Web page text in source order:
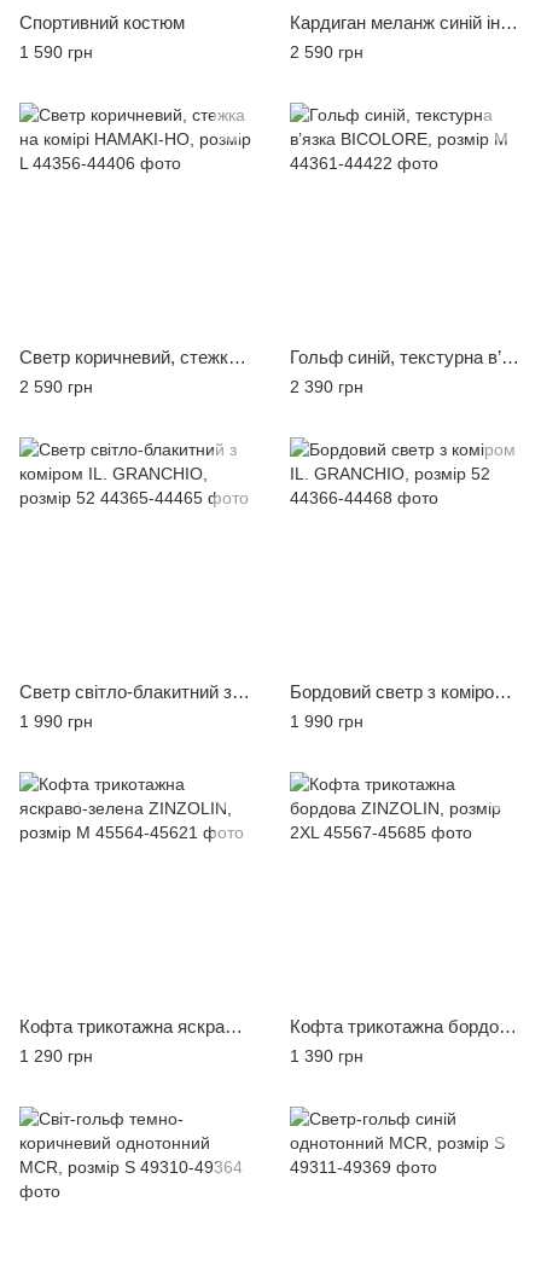
Спортивний костюм
1 590 грн
Кардиган меланж синій індіго MCR
2 590 грн
Светр коричневий, стежка на комірі HAMAKI-HO, розмір L
2 590 грн
Гольф синій, текстурна в’язка BICOLORE, розмір M
2 390 грн
Светр світло-блакитний з коміром IL. GRANCHIO, розмір 52
1 990 грн
Бордовий светр з коміром IL. GRANCHIO, розмір 52
1 990 грн
Кофта трикотажна яскраво-зелена ZINZOLIN, розмір M
1 290 грн
Кофта трикотажна бордова ZINZOLIN, розмір 2XL
1 390 грн